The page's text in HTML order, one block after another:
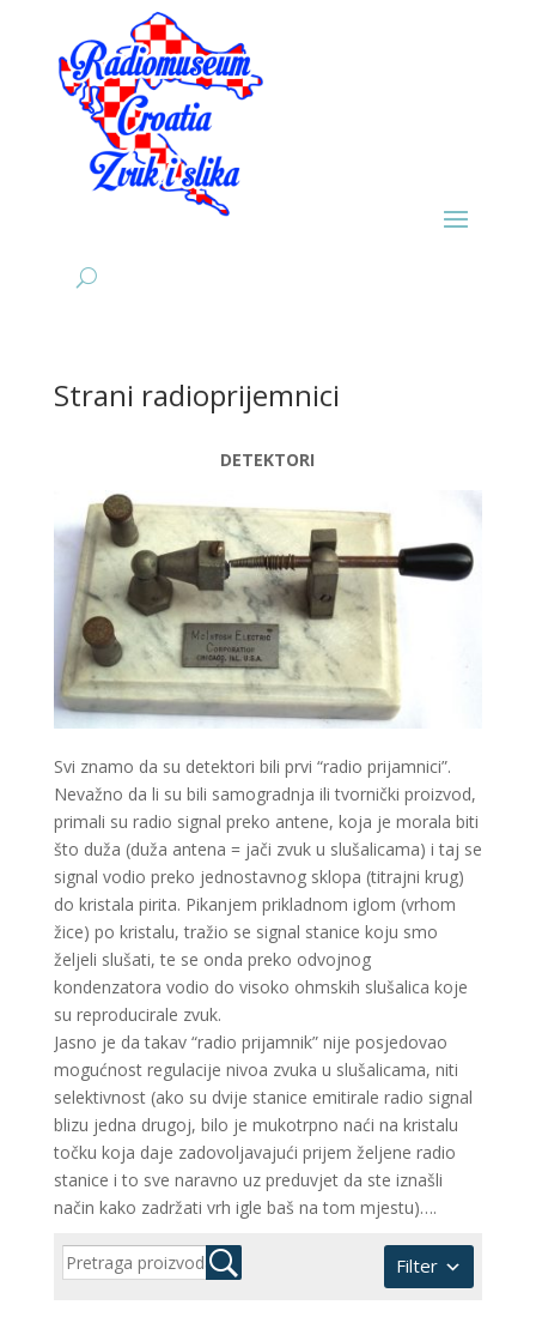
Strani radioprijemnici
DETEKTORI
Svi znamo da su detektori bili prvi “radio prijamnici”.
Nevažno da li su bili samogradnja ili tvornički proizvod,
primali su radio signal preko antene, koja je morala biti
što duža (duža antena = jači zvuk u slušalicama) i taj se
signal vodio preko jednostavnog sklopa (titrajni krug)
do kristala pirita. Pikanjem prikladnom iglom (vrhom
žice) po kristalu, tražio se signal stanice koju smo
željeli slušati, te se onda preko odvojnog
kondenzatora vodio do visoko ohmskih slušalica koje
su reproducirale zvuk.
Jasno je da takav “radio prijamnik” nije posjedovao
mogućnost regulacije nivoa zvuka u slušalicama, niti
selektivnost (ako su dvije stanice emitirale radio signal
blizu jedna drugoj, bilo je mukotrpno naći na kristalu
točku koja daje zadovoljavajući prijem željene radio
stanice i to sve naravno uz preduvjet da ste iznašli
način kako zadržati vrh igle baš na tom mjestu)….
Filter